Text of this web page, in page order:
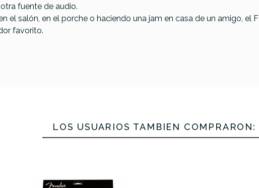
fuente de audio.
el salón, en el porche o haciendo una jam en casa de un amigo, el
favorito.
LOS USUARIOS TAMBIÉN COMPRARON: